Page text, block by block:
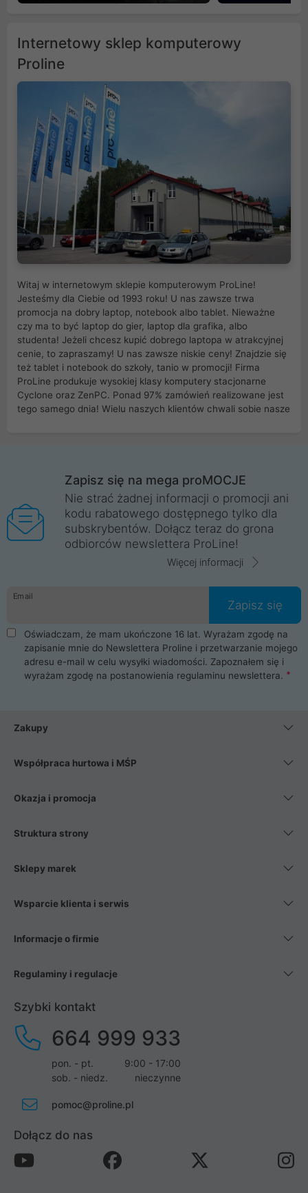
Internetowy sklep komputerowy
Proline
Witaj w internetowym sklepie komputerowym ProLine!
Jesteśmy dla Ciebie od 1993 roku! U nas zawsze trwa
promocja na dobry laptop, notebook albo tablet. Nieważne
czy ma to być laptop do gier, laptop dla grafika, albo
studenta! Jeżeli chcesz kupić dobrego laptopa w atrakcyjnej
cenie, to zapraszamy! U nas zawsze niskie ceny! Znajdzie się
też tablet i notebook do szkoły, tanio w promocji! Firma
ProLine produkuje wysokiej klasy komputery stacjonarne
Cyclone oraz ZenPC. Ponad 97% zamówień realizowane jest
tego samego dnia! Wielu naszych klientów chwali sobie nasze
Wrocław, Poznań, Legnica, Katowice, Gliwice, Kalisz, Bytom,
Trzebnica, Opole. Szybka i profesjonalna obsługa!
ProLine to polska firma ze 100% polskim kapitałem. Działamy
legalnie i płacimy podatki w naszym kraju! Posiadamy siedzibę
główną w Mirkowie oraz salony na terenie kraju. Cała
komunikacja ze sklepem komputerowym ProLine jest
danych osobowych. Dlatego zakup notebooka albo laptopa w
ProLine to czysta przyjemność i pełne bezpieczeństwo.
Zaopatrzysz się u nas w akcesoria i części komputerowe
takie jak procesory, karty graficzne, płyty główne, pamięci,
dyski SSD, M.2 oraz HDD. Nasi pracownicy pomogą Ci wybrać
najlepszy zasilacz komputerowy oraz obudowę do komputera.
Poza komputerami mamy również najlepsze na rynku
Smartfony takich producentów jak Xiaomi, Apple, Samsung i
wentylatory. Na koniec mając już to wszystko, możesz
Zapisz się na mega proMOCJE
Nie strać żadnej informacji o promocji ani
kodu rabatowego dostępnego tylko dla
subskrybentów. Dołącz teraz do grona
odbiorców newslettera ProLine!
Więcej informacji
Email
Zapisz się
Oświadczam, że mam ukończone 16 lat. Wyrażam zgodę na
zapisanie mnie do Newslettera Proline i przetwarzanie mojego
adresu e-mail w celu wysyłki wiadomości. Zapoznałem się i
wyrażam zgodę na postanowienia regulaminu newslettera.
Zakupy
Współpraca hurtowa i MŚP
Okazja i promocja
Struktura strony
Sklepy marek
Wsparcie klienta i serwis
Informacje o firmie
Regulaminy i regulacje
Szybki kontakt
664 999 933
pon. - pt.
9:00 - 17:00
sob. - niedz.
nieczynne
pomoc@proline.pl
Dołącz do nas